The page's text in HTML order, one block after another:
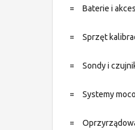
Baterie i
Sprzęt
Sondy i
Systemy